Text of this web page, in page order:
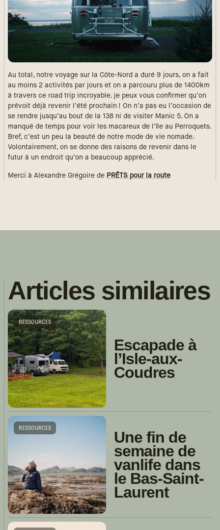
Au total, notre voyage sur la Côte-Nord a duré 9 jours, on a fait
au moins 2 activités par jours et on a parcouru plus de 1400km
à travers ce road trip incroyable. je peux vous confirmer qu’on
prévoit déjà revenir l’été prochain ! On n’a pas eu l’occasion de
se rendre jusqu’au bout de la 138 ni de visiter Manic 5. On a
manqué de temps pour voir les macareux de l’île au Perroquets.
Bref, c’est un peu la beauté de notre mode de vie nomade.
Volontairement, on se donne des raisons de revenir dans le
futur à un endroit qu’on a beaucoup apprécié.
Merci à Alexandre Grégoire de PRÊTS pour la route
Articles similaires
RESSOURCES
Escapade à
l’Isle-aux-
Coudres
RESSOURCES
Une fin de
semaine de
vanlife dans
le Bas-Saint-
Laurent